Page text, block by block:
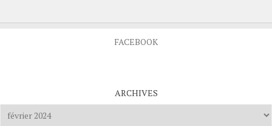
FACEBOOK
ARCHIVES
Archives